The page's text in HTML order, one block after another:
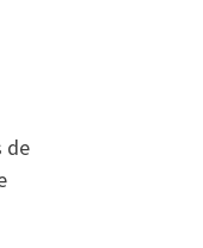
de